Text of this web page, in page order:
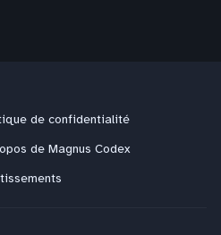
de confidentialité
de Magnus Codex